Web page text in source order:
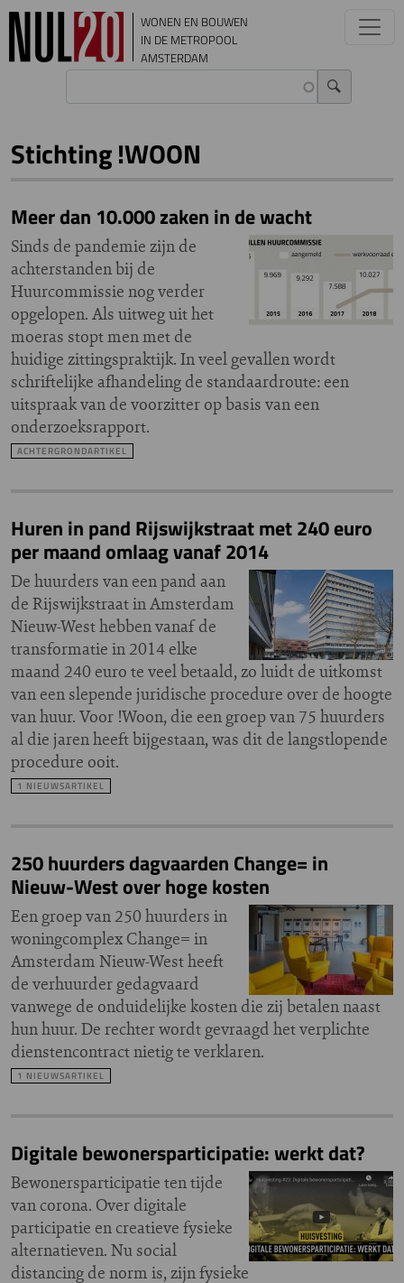
Overslaan en naar de inhoud gaan
WONEN EN BOUWEN
IN DE METROPOOL
AMSTERDAM
Stichting !WOON
Meer dan 10.000 zaken in de wacht
Sinds de pandemie zijn de
achterstanden bij de
Huurcommissie nog verder
opgelopen. Als uitweg uit het
moeras stopt men met de
huidige zittingspraktijk. In veel gevallen wordt
schriftelijke afhandeling de standaardroute: een
uitspraak van de voorzitter op basis van een
onderzoeksrapport.
ACHTERGRONDARTIKEL
Huren in pand Rijswijkstraat met 240 euro
per maand omlaag vanaf 2014
De huurders van een pand aan
de Rijswijkstraat in Amsterdam
Nieuw-West hebben vanaf de
transformatie in 2014 elke
maand 240 euro te veel betaald, zo luidt de uitkomst
van een slepende juridische procedure over de hoogte
van huur. Voor !Woon, die een groep van 75 huurders
al die jaren heeft bijgestaan, was dit de langstlopende
procedure ooit.
1 NIEUWSARTIKEL
250 huurders dagvaarden Change= in
Nieuw-West over hoge kosten
Een groep van 250 huurders in
woningcomplex Change= in
Amsterdam Nieuw-West heeft
de verhuurder gedagvaard
vanwege de onduidelijke kosten die zij betalen naast
hun huur. De rechter wordt gevraagd het verplichte
dienstencontract nietig te verklaren.
1 NIEUWSARTIKEL
Digitale bewonersparticipatie: werkt dat?
Bewonersparticipatie ten tijde
van corona. Over digitale
participatie en creatieve fysieke
alternatieven. Nu social
distancing de norm is, zijn fysieke